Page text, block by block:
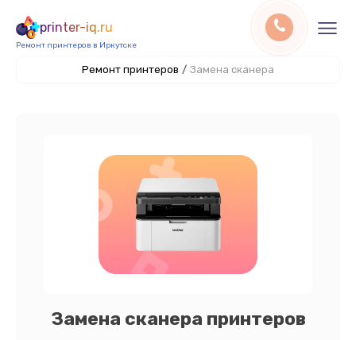
printer-iq.ru
Ремонт принтеров в Иркутске
Ремонт принтеров / Замена сканера
Замена сканера принтеров